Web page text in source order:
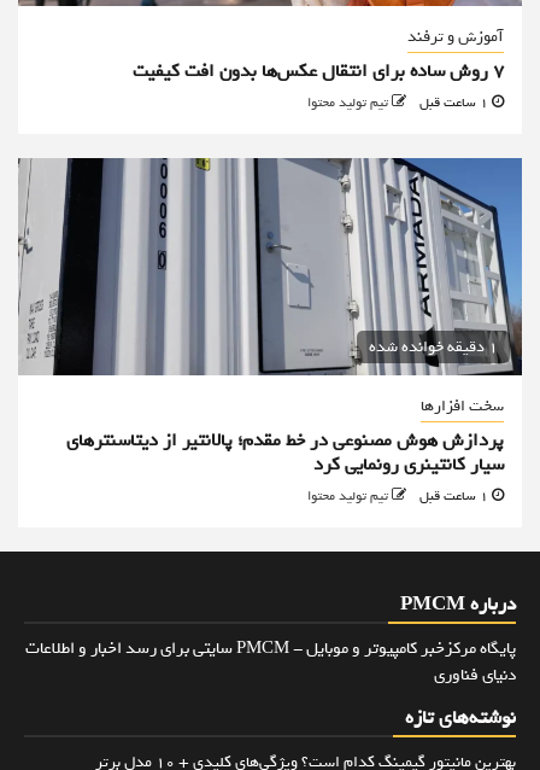
آموزش و ترفند
۷ روش ساده برای انتقال عکس‌ها بدون افت کیفیت
تیم تولید محتوا
1 دقیقه خوانده شده
سخت افزارها
پردازش هوش مصنوعی در خط مقدم؛ پالانتیر از دیتاسنترهای
سیار کانتینری رونمایی کرد
تیم تولید محتوا
درباره PMCM
پایگاه مرکزخبر کامپیوتر و موبایل - PMCM سایتی برای رسد اخبار و اطلاعات
دنیای فناوری
نوشته‌های تازه
بهترین مانیتور گیمینگ کدام است؟ ویژگی‌های کلیدی + 10 مدل برتر